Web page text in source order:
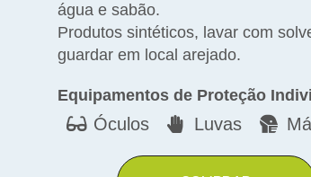
água e sabão.
Produtos sintéticos, lavar com
guardar em local arejado.
Equipamentos de Proteção
Óculos Luvas